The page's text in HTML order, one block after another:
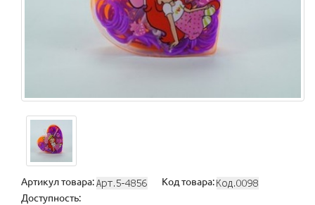
Артикул товара:
Код товара:
Доступность: